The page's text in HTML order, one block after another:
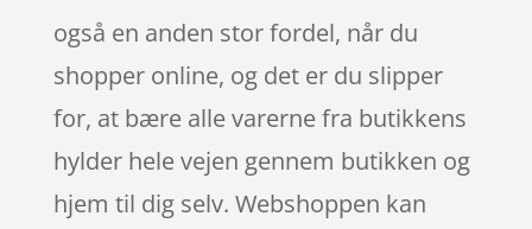
også en anden stor fordel, når du
shopper online, og det er du slipper
for, at bære alle varerne fra butikkens
hylder hele vejen gennem butikken og
hjem til dig selv. Webshoppen kan